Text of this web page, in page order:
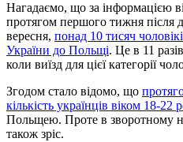
Нагадаємо, що за інформацією
протягом першого тижня після
вересня, понад 10 тисяч
України до Польщі. Це в 11
коли виїзд для цієї категорії
Згодом стало відомо, що
кількість українців віком 18-22
Польщею. Проте в зворотному
також зріс.